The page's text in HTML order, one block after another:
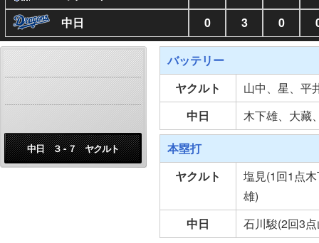
中日
0 3 0
中日 ３ - ７ ヤクルト
バッテリー
ヤクルト
山中、星、平
中日
木下雄、大藏
本塁打
ヤクルト
塩見(1回1点
雄)
中日
石川駿(2回3